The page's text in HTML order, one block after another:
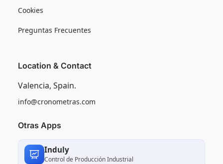
Cookies
Preguntas Frecuentes
Location & Contact
Valencia, Spain.
info@cronometras.com
Otras Apps
Induly
Control de Producción Industrial